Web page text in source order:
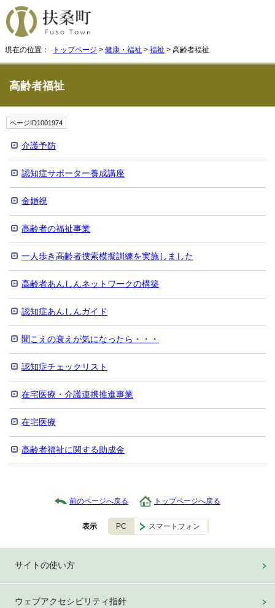
現在の位置： トップページ > 健康・福祉 > 福祉 > 高齢者福祉
高齢者福祉
ページID1001974
介護予防
認知症サポーター養成講座
金婚祝
高齢者の福祉事業
一人歩き高齢者捜索模擬訓練を実施しました
高齢者あんしんネットワークの構築
認知症あんしんガイド
聞こえの衰えが気になったら・・・
認知症チェックリスト
在宅医療・介護連携推進事業
在宅医療
高齢者福祉に関する助成金
前のページへ戻る トップページへ戻る
表示 PC スマートフォン
サイトの使い方
ウェブアクセシビリティ指針